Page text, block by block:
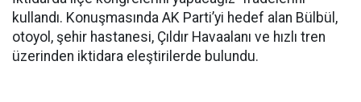
kullandı. Konuşmasında AK Parti’yi hedef alan Bülbül,
otoyol, şehir hastanesi, Çıldır Havaalanı ve hızlı tren
üzerinden iktidara eleştirilerde bulundu.